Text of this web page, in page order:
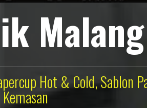
Malang
Hot & Cold, Sablon